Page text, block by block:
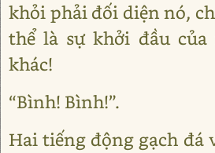
khỏi phải đối diện nó,
thể là sự khởi đầu của
khác!
“Bình! Bình!”.
Hai tiếng động gạch đá